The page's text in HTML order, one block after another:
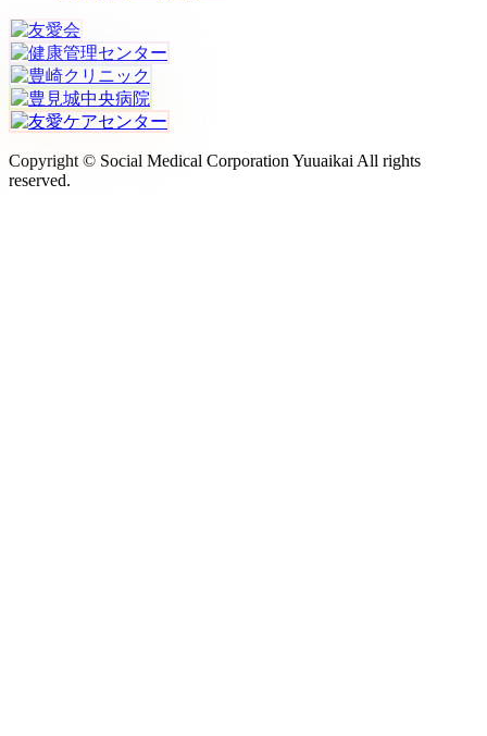
Copyright © Social Medical Corporation Yuuaikai All rights
reserved.